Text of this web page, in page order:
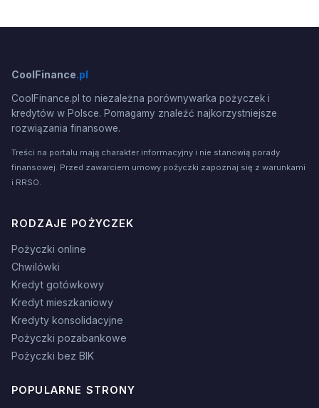
CoolFinance.pl
CoolFinance.pl to niezależna porównywarka pożyczek i
kredytów w Polsce. Pomagamy znaleźć najkorzystniejsze
rozwiązania finansowe.
Treści na portalu mają charakter informacyjny i nie stanowią porady
finansowej. Przed zawarciem umowy pożyczki zapoznaj się z warunkami
i RRSO.
RODZAJE POŻYCZEK
Pożyczki online
Chwilówki
Kredyt gotówkowy
Kredyt mieszkaniowy
Kredyty konsolidacyjne
Pożyczki pozabankowe
Pożyczki bez BIK
POPULARNE STRONY